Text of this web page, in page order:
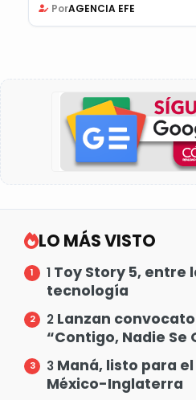
PorAGENCIA EFE
LO MÁS VISTO
1 Toy Story 5, entre
tecnología
2 Lanzan
“Contigo, Nadie Se
3 Maná, listo para
México-Inglaterra